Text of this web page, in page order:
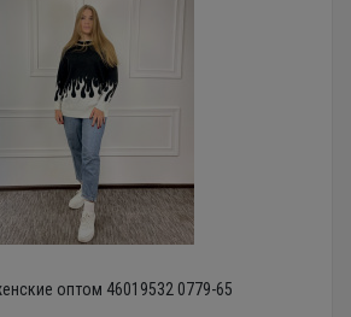
оптом 46019532 0779-65